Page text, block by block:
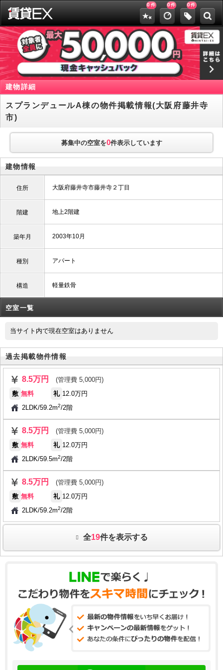
0 件 0件 0件
建物詳細
スプランデュールA棟の物件掲載情報(大阪府藤井寺
市)
募集中の空室を0件表示しています
建物情報
住所 大阪府藤井寺市藤井寺２丁目
階建 地上2階建
築年月 2003年10月
種別 アパート
構造 軽量鉄骨
空室一覧
当サイト内で現在空室はありません
過去掲載物件情報
8.5万円
(管理費 5,000円)
敷 無料 礼 12.0万円
2LDK/59.2m2/2階
8.5万円
(管理費 5,000円)
敷 無料 礼 12.0万円
2LDK/59.5m2/2階
8.5万円
(管理費 5,000円)
敷 無料 礼 12.0万円
2LDK/59.2m2/2階
全19件を表示する